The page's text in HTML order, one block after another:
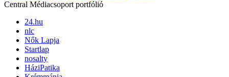
Central Médiacsoport portfólió
24.hu
nlc
Nők Lapja
Startlap
nosalty
HáziPatika